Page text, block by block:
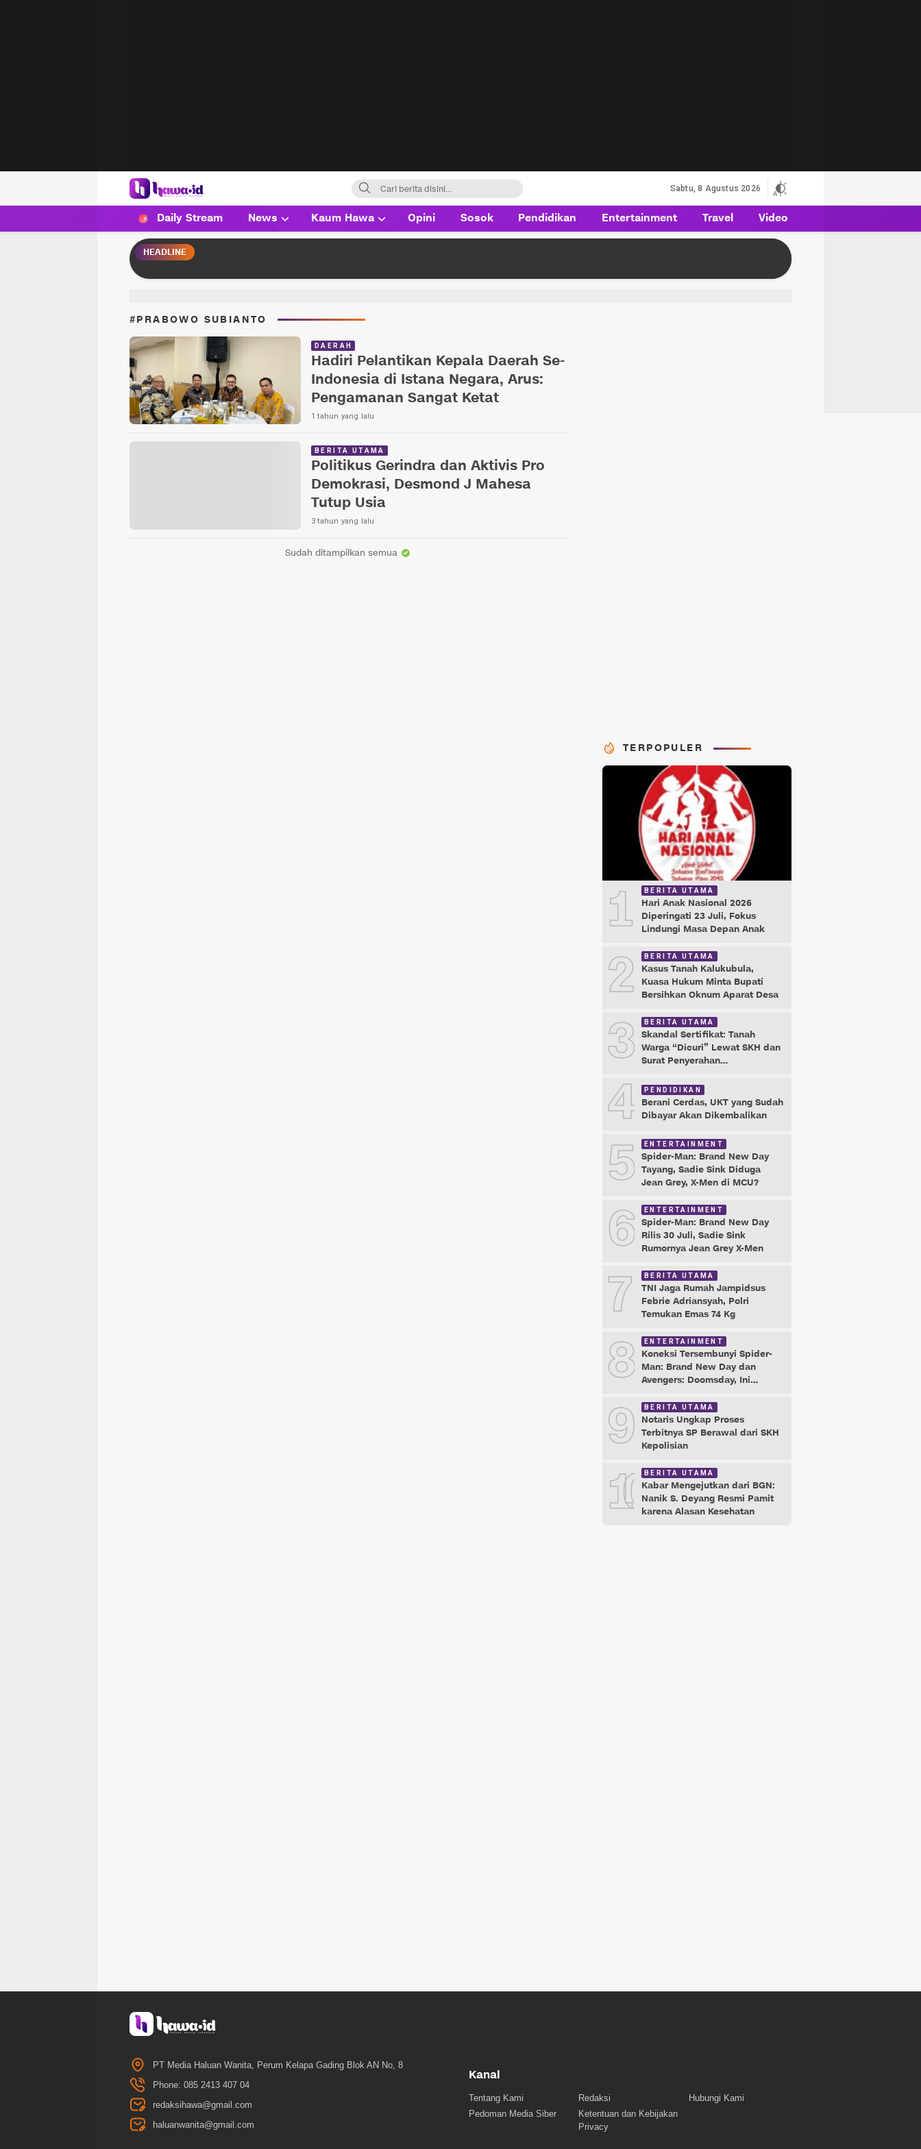
HAWA
Haluan Wanita Indonesia
Sabtu, 8 Agustus 2026
Daily Stream News Kaum Hawa Opini Sosok Pendidikan Entertainment Travel Video
HEADLINE
#PRABOWO SUBIANTO
DAERAH
Hadiri Pelantikan Kepala Daerah Se-
Indonesia di Istana Negara, Arus:
Pengamanan Sangat Ketat
1 tahun yang lalu
BERITA UTAMA
Politikus Gerindra dan Aktivis Pro
Demokrasi, Desmond J Mahesa
Tutup Usia
3 tahun yang lalu
Sudah ditampilkan semua
TERPOPULER
1 BERITA UTAMA
Hari Anak Nasional 2026
Diperingati 23 Juli, Fokus
Lindungi Masa Depan Anak
2 BERITA UTAMA
Kasus Tanah Kalukubula,
Kuasa Hukum Minta Bupati
Bersihkan Oknum Aparat Desa
3 BERITA UTAMA
Skandal Sertifikat: Tanah
Warga “Dicuri” Lewat SKH dan
Surat Penyerahan
4 PENDIDIKAN
Berani Cerdas, UKT yang Sudah
Dibayar Akan Dikembalikan
5 ENTERTAINMENT
Spider-Man: Brand New Day
Tayang, Sadie Sink Diduga
Jean Grey, X-Men di MCU?
6 ENTERTAINMENT
Spider-Man: Brand New Day
Rilis 30 Juli, Sadie Sink
Rumornya Jean Grey X-Men
7 BERITA UTAMA
TNI Jaga Rumah Jampidsus
Febrie Adriansyah, Polri
Temukan Emas 74 Kg
8 ENTERTAINMENT
Koneksi Tersembunyi Spider-
Man: Brand New Day dan
Avengers: Doomsday, Ini
9 BERITA UTAMA
Notaris Ungkap Proses
Terbitnya SP Berawal dari SKH
Kepolisian
10 BERITA UTAMA
Kabar Mengejutkan dari BGN:
Nanik S. Deyang Resmi Pamit
karena Alasan Kesehatan
PT Media Haluan Wanita, Perum Kelapa Gading Blok AN No, 8
Phone: 085 2413 407 04
redaksihawa@gmail.com
haluanwanita@gmail.com
Kanal
Tentang Kami Redaksi
Hubungi Kami
Pedoman Media Siber
Ketentuan dan Kebijakan
Privacy